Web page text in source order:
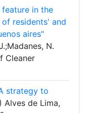
feature in the
residents' and
aires"
N.
Cleaner
strategy to
Alves de Lima,